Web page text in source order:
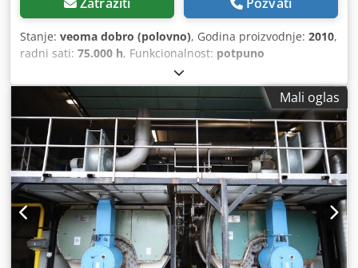
Stanje: veoma dobro (polovno), Godina proizvodnje: 2010,
radni sati: 75.000 h, Funkcionalnost: potpuno
, Kompresor 55 kW sa ugrađenim sušačem i
frekventnim regulatorom. Veoma dobro stanje. Posle
servisa. Garancija 3 meseca. Dedpfx Asv Rmmmog Hsck
Mali oglas